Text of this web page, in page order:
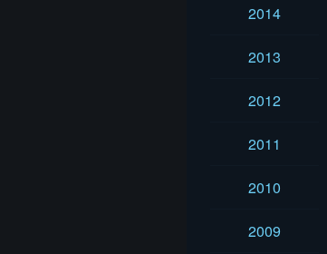
2014
2013
2012
2011
2010
2009